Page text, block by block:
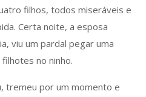
filhos, todos miseráveis e
Certa noite, a esposa
viu um pardal pegar uma
no ninho.
tremeu por um momento e